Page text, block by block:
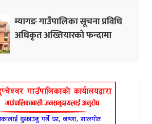
म्यागङ गाउँपालिका सूचना प्रविधि
अधिकृत अख्तियारको फन्दामा